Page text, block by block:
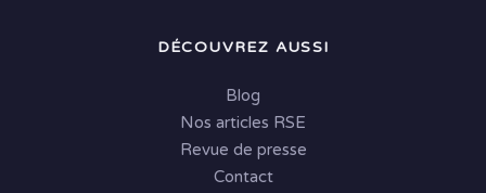
DÉCOUVREZ AUSSI
Blog
Nos articles RSE
Revue de presse
Contact